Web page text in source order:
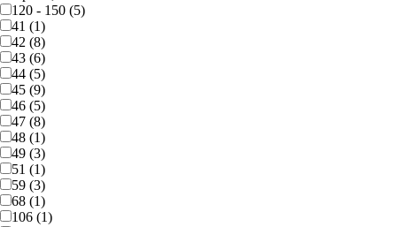
120 - 150 (5)
41 (1)
42 (8)
43 (6)
44 (5)
45 (9)
46 (5)
47 (8)
48 (1)
49 (3)
51 (1)
59 (3)
68 (1)
106 (1)